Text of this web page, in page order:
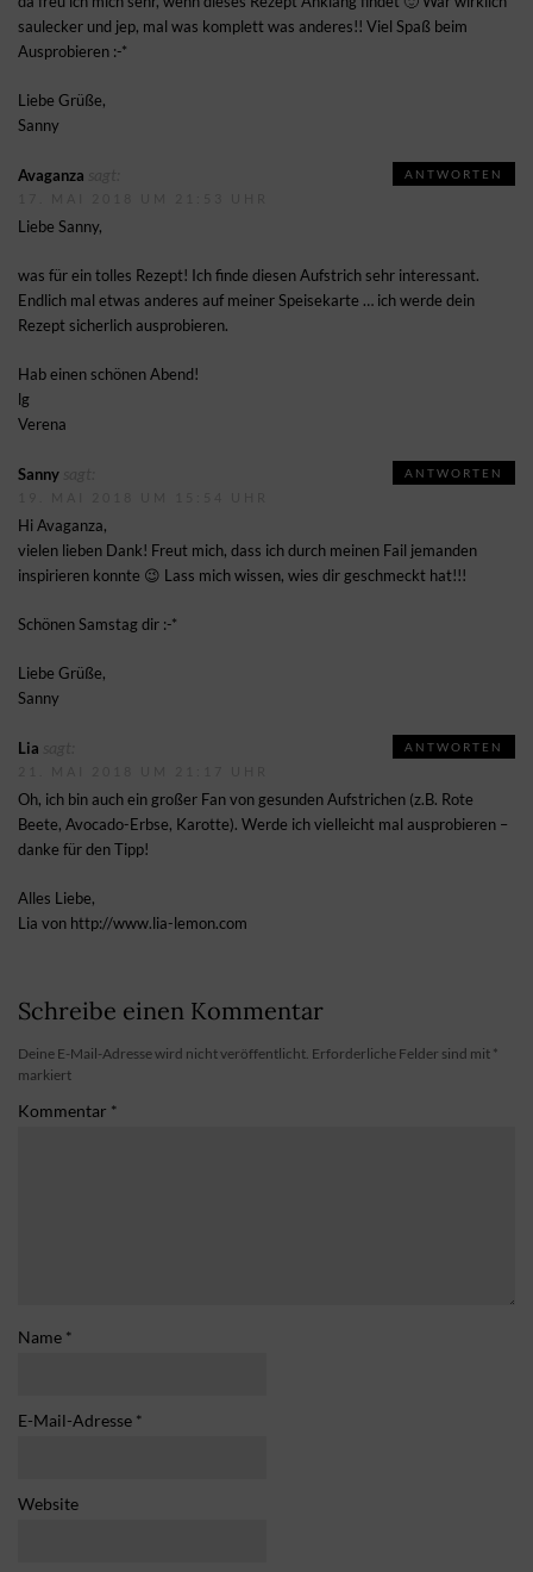
saulecker und jep, mal was komplett was anderes!! Viel Spaß beim
Ausprobieren :-*
Liebe Grüße,
Sanny
Avaganza
Liebe Sanny,
was für ein tolles Rezept! Ich finde diesen Aufstrich sehr interessant.
Endlich mal etwas anderes auf meiner Speisekarte … ich werde dein
Rezept sicherlich ausprobieren.
Hab einen schönen Abend!
lg
Verena
ANTWORTEN
Sanny
Hi Avaganza,
vielen lieben Dank! Freut mich, dass ich durch meinen Fail jemanden
inspirieren konnte 😉 Lass mich wissen, wies dir geschmeckt hat!!!
Schönen Samstag dir :-*
Liebe Grüße,
Sanny
ANTWORTEN
Lia
Oh, ich bin auch ein großer Fan von gesunden Aufstrichen (z.B. Rote
Beete, Avocado-Erbse, Karotte). Werde ich vielleicht mal ausprobieren –
danke für den Tipp!
Alles Liebe,
Lia von http://www.lia-lemon.com
ANTWORTEN
Schreibe einen Kommentar
Deine E-Mail-Adresse wird nicht veröffentlicht. Erforderliche Felder sind mit *
markiert
Kommentar *
Name *
E-Mail-Adresse *
Website